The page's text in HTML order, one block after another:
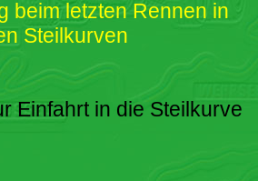
beim letzten Rennen in
Steilkurven
Einfahrt in die Steilkurve